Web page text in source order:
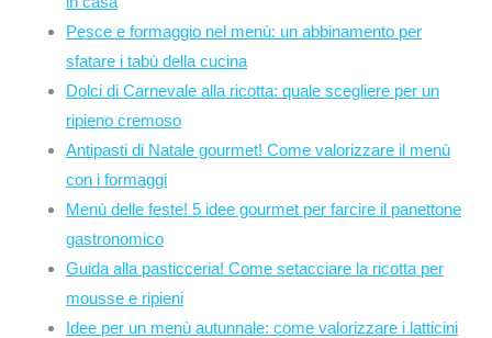
Pesce e formaggio nel menù: un abbinamento per
sfatare i tabù della cucina
Dolci di Carnevale alla ricotta: quale scegliere per un
ripieno cremoso
Antipasti di Natale gourmet! Come valorizzare il menù
con i formaggi
Menù delle feste! 5 idee gourmet per farcire il panettone
gastronomico
Guida alla pasticceria! Come setacciare la ricotta per
mousse e ripieni
Idee per un menù autunnale: come valorizzare i latticini